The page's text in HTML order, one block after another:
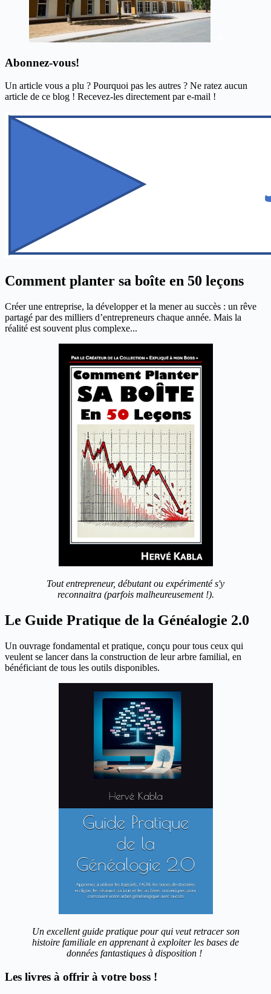
Abonnez-vous!
Un article vous a plu ? Pourquoi pas les autres ? Ne ratez aucun
article de ce blog ! Recevez-les directement par e-mail !
Comment planter sa boîte en 50 leçons
Créer une entreprise, la développer et la mener au succès : un rêve
partagé par des milliers d’entrepreneurs chaque année. Mais la
réalité est souvent plus complexe...
Tout entrepreneur, débutant ou expérimenté s'y
reconnaitra (parfois malheureusement !).
Le Guide Pratique de la Généalogie 2.0
Un ouvrage fondamental et pratique, conçu pour tous ceux qui
veulent se lancer dans la construction de leur arbre familial, en
bénéficiant de tous les outils disponibles.
Un excellent guide pratique pour qui veut retracer son
histoire familiale en apprenant à exploiter les bases de
données fantastiques à disposition !
Les livres à offrir à votre boss !